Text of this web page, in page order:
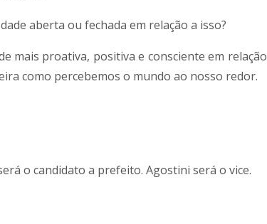
aberta ou fechada em relação a isso?
mais proativa, positiva e consciente em relação
como percebemos o mundo ao nosso redor.
o candidato a prefeito. Agostini será o vice.